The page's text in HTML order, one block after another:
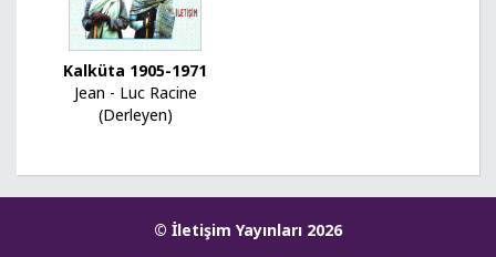
Kalküta 1905-1971
Jean - Luc Racine
(Derleyen)
© İletişim Yayınları 2026